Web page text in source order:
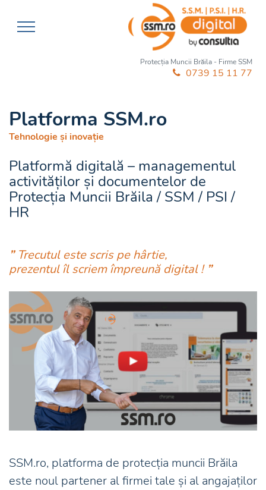
Protecția Muncii Brăila - Firme SSM
0739 15 11 77
Platforma SSM.ro
Tehnologie și inovație
Platformă digitală – managementul
activităților și documentelor de
Protecția Muncii Brăila / SSM / PSI /
HR
”Trecutul este scris pe hârtie,
prezentul îl scriem împreună digital ! ”
SSM.ro, platforma de protecția muncii Brăila
este noul partener al firmei tale și al angajaților